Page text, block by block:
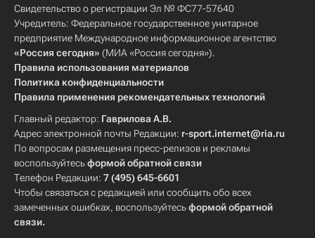
Свидетельство о регистрации Эл № ФС77-57640
Учредитель: Федеральное государственное унитарное
предприятие Международное информационное агентство
«Россия сегодня» (МИА «Россия сегодня»).
Правила использования материалов
Политика конфиденциальности
Правила применения рекомендательных технологий
Главный редактор: Гаврилова А.В.
Адрес электронной почты Редакции: r-sport.internet@ria.ru
По вопросам размещения пресс-релизов и рекламы
воспользуйтесьформой обратной связи
Телефон Редакции: 7 (495) 645-6601
Чтобы связаться с редакцией или сообщить обо всех
замеченных ошибках, воспользуйтесьформой обратной
связи.